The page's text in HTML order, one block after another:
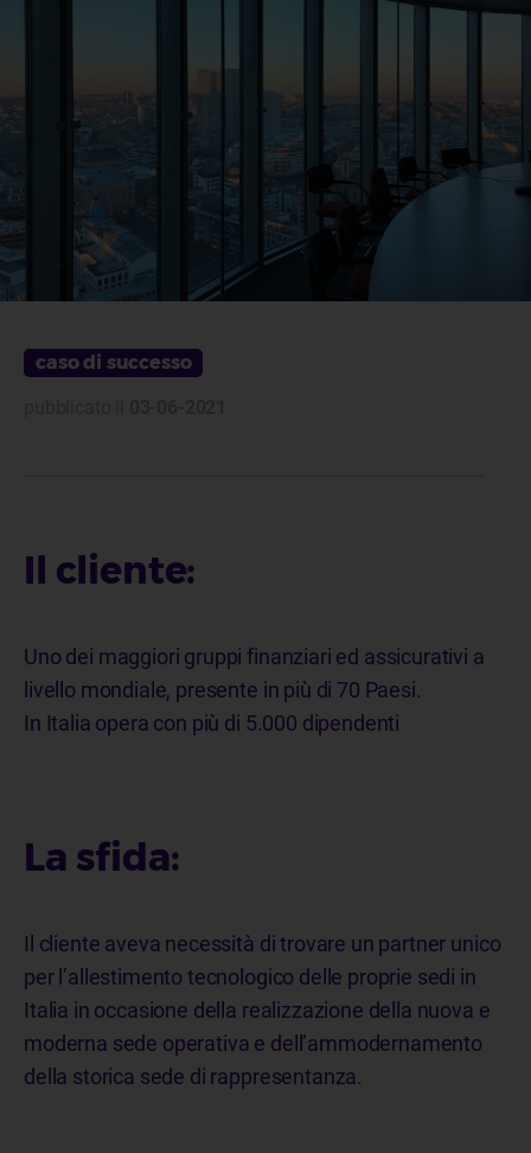
caso di successo
Il cliente:
Uno dei maggiori gruppi finanziari ed assicurativi a
livello mondiale, presente in più di 70 Paesi.
In Italia opera con più di 5.000 dipendenti
La sfida:
Il cliente aveva necessità di trovare un partner unico
per l’allestimento tecnologico delle proprie sedi in
Italia in occasione della realizzazione della nuova e
moderna sede operativa e dell’ammodernamento
della storica sede di rappresentanza.